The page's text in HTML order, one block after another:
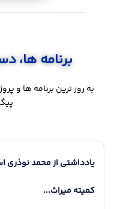
18 مرداد 1405
تکریم مادران و
خدمات درمانی،
16 مرداد 1405
پیام فرماندار
۱۷ مرداد، روز
آیین راه‌اندازی
برنامه ها،
به روز ترین برنامه ها و
یادداشتی از محمد نوذری
کمیته میراث...